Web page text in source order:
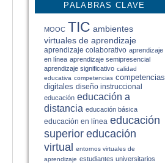
PALABRAS CLAVE
MOOC TIC ambientes
virtuales de aprendizaje
aprendizaje colaborativo aprendizaje
en línea aprendizaje semipresencial
aprendizaje significativo calidad
educativa competencias competencias
digitales diseño instruccional
educación educación a
distancia educación básica
educación en línea educación
superior educación
virtual entornos virtuales de
aprendizaje estudiantes universitarios